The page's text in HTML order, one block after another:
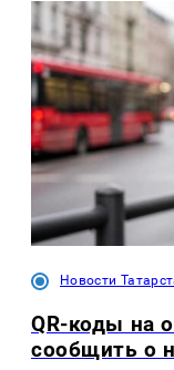
Новости
QR-коды на
сообщить о